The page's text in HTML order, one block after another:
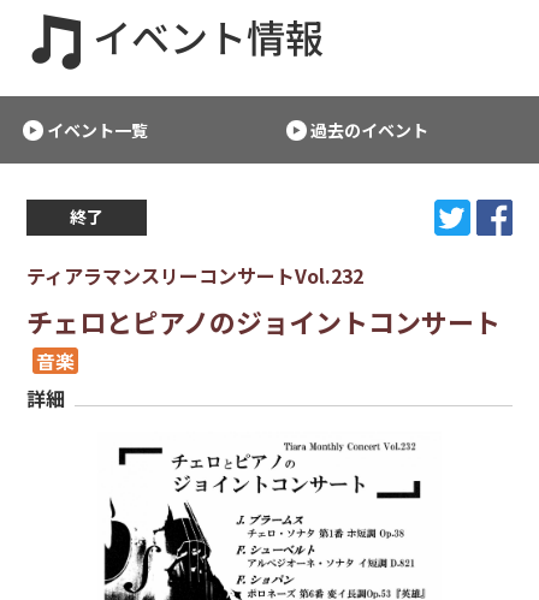
イベント情報
イベント一覧 過去のイベント
終了
ティアラマンスリーコンサートVol.232
チェロとピアノのジョイントコンサート
音楽
詳細